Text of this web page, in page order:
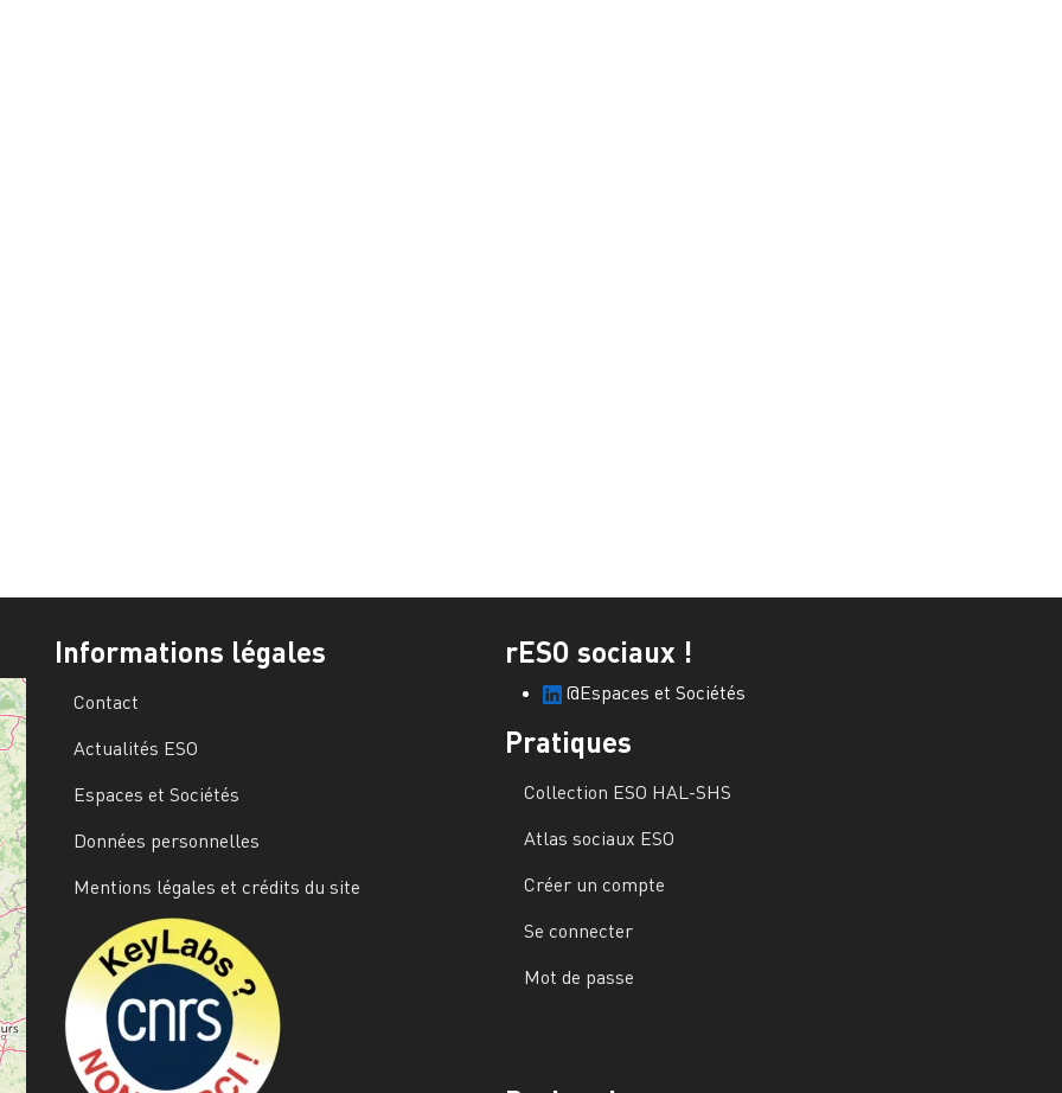
Informations légales
Contact
Actualités ESO
Espaces et Sociétés
Données personnelles
Mentions légales et crédits du site
rESO sociaux !
@Espaces et Sociétés
Pratiques
Collection ESO HAL-SHS
Atlas sociaux ESO
Créer un compte
Se connecter
Mot de passe